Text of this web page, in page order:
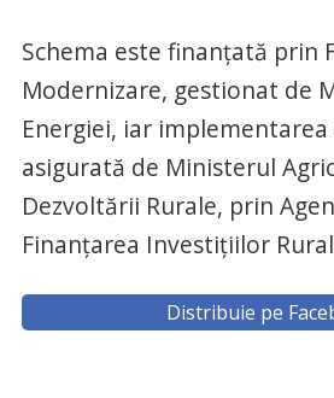
Schema este finanțată prin
Modernizare, gestionat de
Energiei, iar implementarea
asigurată de Ministerul
Dezvoltării Rurale, prin
Finanțarea Investițiilor
Distribuie pe